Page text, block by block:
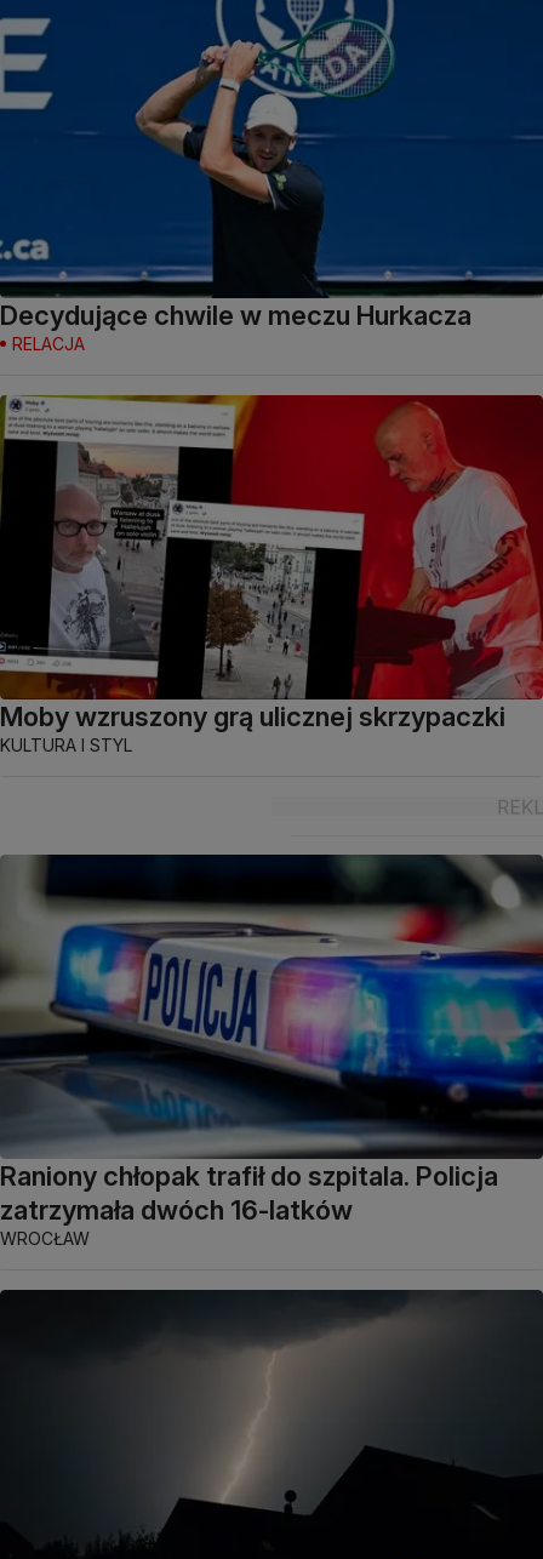
Decydujące chwile w meczu Hurkacza
RELACJA
Moby wzruszony grą ulicznej skrzypaczki
KULTURA I STYL
Raniony chłopak trafił do szpitala. Policja
zatrzymała dwóch 16-latków
WROCŁAW